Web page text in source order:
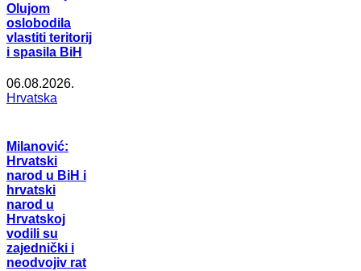
Olujom
oslobodila
vlastiti teritorij
i spasila BiH
06.08.2026.
Hrvatska
Milanović:
Hrvatski
narod u BiH i
hrvatski
narod u
Hrvatskoj
vodili su
zajednički i
neodvojiv rat